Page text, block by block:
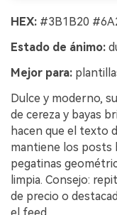
HEX: #3B1B20
Estado de ánimo:
Mejor para:
Dulce y moderno,
de cereza y bayas
hacen que el texto
mantiene los posts
pegatinas
limpia. Consejo:
de precio o